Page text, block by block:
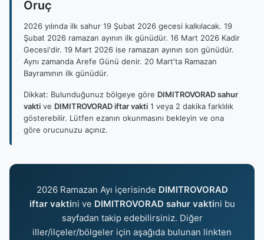
Oruç
2026 yılında ilk sahur 19 Şubat 2026 gecesi kalkılacak. 19
Şubat 2026 ramazan ayının ilk günüdür. 16 Mart 2026 Kadir
Gecesi'dir. 19 Mart 2026 ise ramazan ayının son günüdür.
Aynı zamanda Arefe Günü denir. 20 Mart'ta Ramazan
Bayramının ilk günüdür.
Dikkat: Bulunduğunuz bölgeye göre DIMITROVORAD sahur
vakti ve DIMITROVORAD iftar vakti 1 veya 2 dakika farklılık
gösterebilir. Lütfen ezanın okunmasını bekleyin ve ona
göre orucunuzu açınız.
2026 Ramazan Ayı içerisinde DIMITROVORAD
iftar vaktini ve DIMITROVORAD sahur vaktini bu
sayfadan takip edebilirsiniz. Diğer
iller/ilçeler/bölgeler için aşağıda bulunan linkten